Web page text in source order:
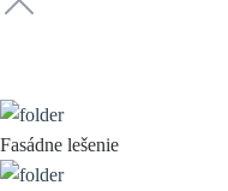
Fasádne lešenie